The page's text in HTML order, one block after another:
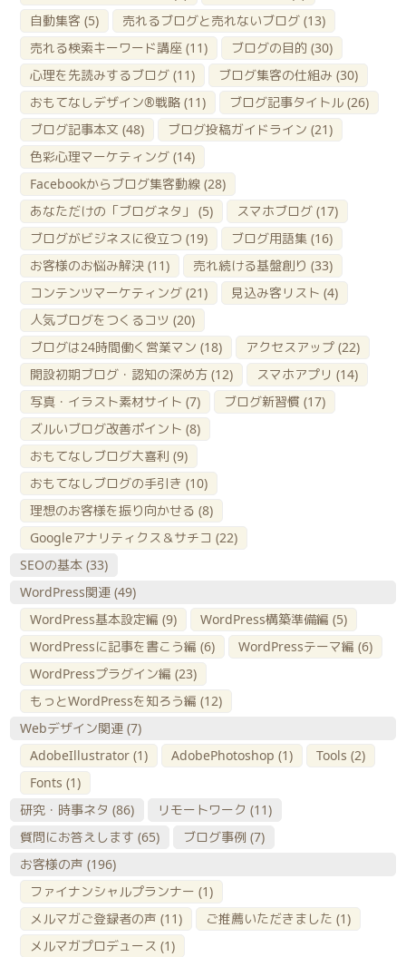
自動集客 (5) 売れるブログと売れないブログ (13)
売れる検索キーワード講座 (11) ブログの目的 (30)
心理を先読みするブログ (11) ブログ集客の仕組み (30)
おもてなしデザイン®戦略 (11) ブログ記事タイトル (26)
ブログ記事本文 (48) ブログ投稿ガイドライン (21)
色彩心理マーケティング (14)
Facebookからブログ集客動線 (28)
あなただけの「ブログネタ」 (5) スマホブログ (17)
ブログがビジネスに役立つ (19) ブログ用語集 (16)
お客様のお悩み解決 (11) 売れ続ける基盤創り (33)
コンテンツマーケティング (21) 見込み客リスト (4)
人気ブログをつくるコツ (20)
ブログは24時間働く営業マン (18) アクセスアップ (22)
開設初期ブログ・認知の深め方 (12) スマホアプリ (14)
写真・イラスト素材サイト (7) ブログ新習慣 (17)
ズルいブログ改善ポイント (8)
おもてなしブログ大喜利 (9)
おもてなしブログの手引き (10)
理想のお客様を振り向かせる (8)
Googleアナリティクス＆サチコ (22)
SEOの基本 (33)
WordPress関連 (49)
WordPress基本設定編 (9) WordPress構築準備編 (5)
WordPressに記事を書こう編 (6) WordPressテーマ編 (6)
WordPressプラグイン編 (23)
もっとWordPressを知ろう編 (12)
Webデザイン関連 (7)
AdobeIllustrator (1) AdobePhotoshop (1) Tools (2)
Fonts (1)
研究・時事ネタ (86) リモートワーク (11)
質問にお答えします (65) ブログ事例 (7)
お客様の声 (196)
ファイナンシャルプランナー (1)
メルマガご登録者の声 (11) ご推薦いただきました (1)
メルマガプロデュース (1)